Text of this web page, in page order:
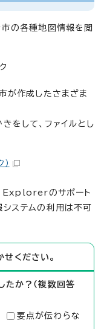
の各種地図情報を閲
が作成したさまざま
をして、ファイルとし
）
のサポート
ステムの利用は不可
ください。
たか？（複数回答
要点が伝わらな